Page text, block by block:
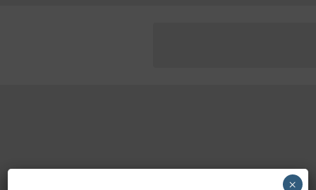
×